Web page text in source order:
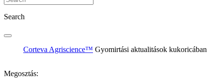
Search
Corteva Agriscience™ Gyomirtási aktualitások kukoricában
Megosztás: